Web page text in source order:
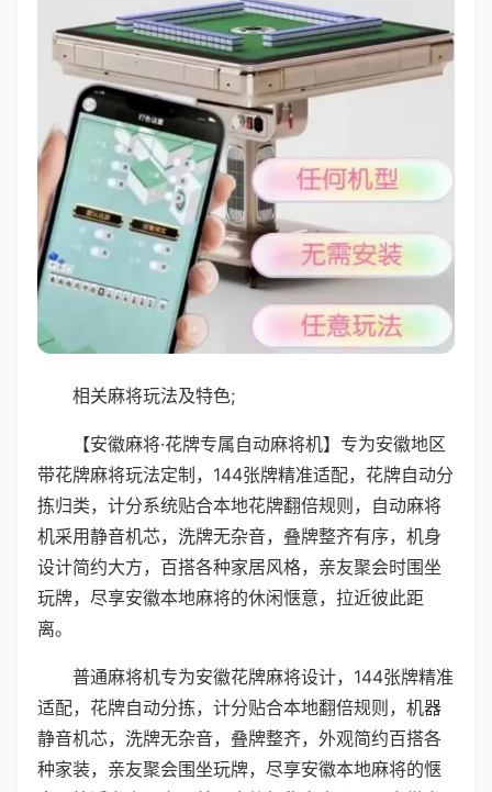
相关麻将玩法及特色;
【安徽麻将·花牌专属自动麻将机】专为安徽地区
带花牌麻将玩法定制，144张牌精准适配，花牌自动分
拣归类，计分系统贴合本地花牌翻倍规则，自动麻将
机采用静音机芯，洗牌无杂音，叠牌整齐有序，机身
设计简约大方，百搭各种家居风格，亲友聚会时围坐
玩牌，尽享安徽本地麻将的休闲惬意，拉近彼此距
离。
普通麻将机专为安徽花牌麻将设计，144张牌精准
适配，花牌自动分拣，计分贴合本地翻倍规则，机器
静音机芯，洗牌无杂音，叠牌整齐，外观简约百搭各
种家装，亲友聚会围坐玩牌，尽享安徽本地麻将的惬